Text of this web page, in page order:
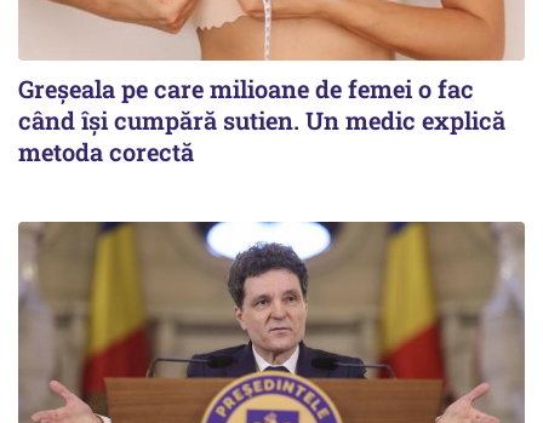
Greșeala pe care milioane de femei o fac
când își cumpără sutien. Un medic explică
metoda corectă